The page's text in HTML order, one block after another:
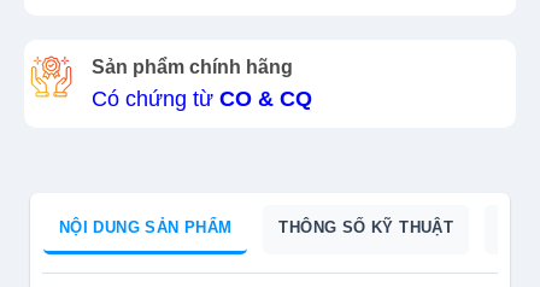
Sản phẩm chính hãng
Có chứng từ CO & CQ
NỘI DUNG SẢN PHẨM THÔNG SỐ KỸ THUẬT